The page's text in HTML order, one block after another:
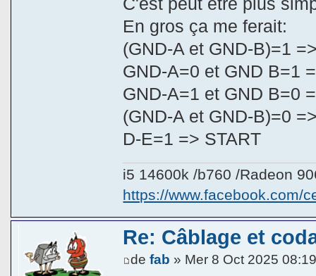
En gros ça me ferait:
(GND-A et GND-B)=1
GND-A=0 et GND B=1
GND-A=1 et GND B=0
(GND-A et GND-B)=0
D-E=1 => START
i5 14600k /b760 /Radeon
https://www.facebook.com/
Re: Câblage et
defab » Mer 8 Oct 2025